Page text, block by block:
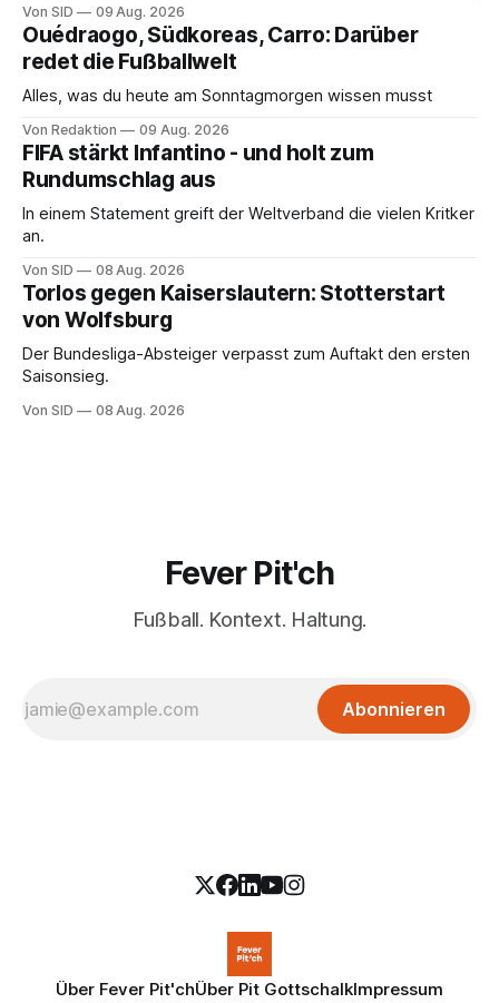
Von SID 09 Aug. 2026
Ouédraogo, Südkoreas, Carro: Darüber
redet die Fußballwelt
Alles, was du heute am Sonntagmorgen wissen musst
Von Redaktion 09 Aug. 2026
FIFA stärkt Infantino - und holt zum
Rundumschlag aus
In einem Statement greift der Weltverband die vielen Kritker
an.
Von SID 08 Aug. 2026
Torlos gegen Kaiserslautern: Stotterstart
von Wolfsburg
Der Bundesliga-Absteiger verpasst zum Auftakt den ersten
Saisonsieg.
Von SID 08 Aug. 2026
Fever Pit'ch
Fußball. Kontext. Haltung.
Abonnieren
Über Fever Pit'chÜber Pit GottschalkImpressum